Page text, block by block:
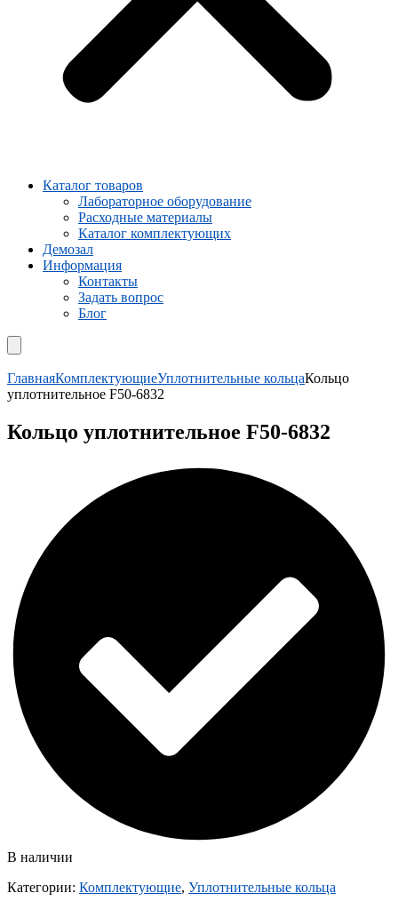
Каталог товаров
Лабораторное оборудование
Расходные материалы
Каталог комплектующих
Демозал
Информация
Контакты
Задать вопрос
Блог
ГлавнаяКомплектующиеУплотнительные кольцаКольцо
уплотнительное F50-6832
Кольцо уплотнительное F50-6832
В наличии
Категории: Комплектующие, Уплотнительные кольца